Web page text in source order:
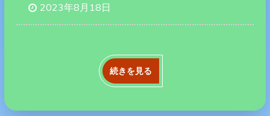
2023年8月18日
続きを見る